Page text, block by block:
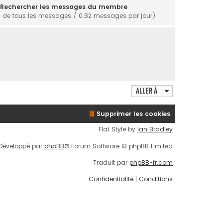
Rechercher les messages du membre
de tous les messages / 0.82 messages par jour)
Aller à
Supprimer les cookies
Flat Style by Ian Bradley
par phpBB® Forum Software © phpBB Limited
Traduit par phpBB-fr.com
Confidentialité | Conditions